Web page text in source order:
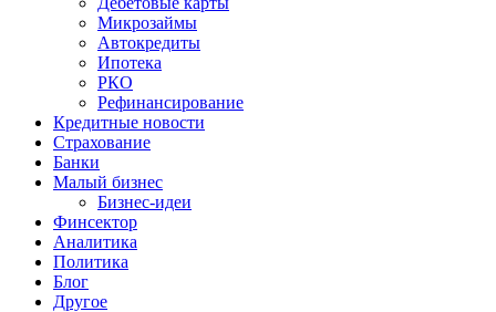
Микрозаймы
Автокредиты
Ипотека
РКО
Рефинансирование
Кредитные новости
Страхование
Банки
Малый бизнес
Бизнес-идеи
Финсектор
Аналитика
Политика
Блог
Другое